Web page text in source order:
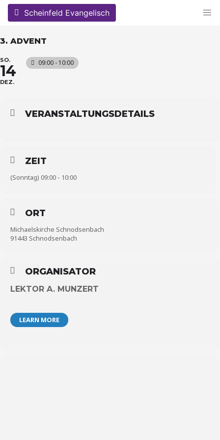
Skip
Scheinfeld Evangelisch
3. ADVENT
SO.
14
DEZ.
09:00 - 10:00
VERANSTALTUNGSDETAILS
ZEIT
(Sonntag) 09:00 - 10:00
ORT
Michaelskirche Schnodsenbach
91443 Schnodsenbach
ORGANISATOR
LEKTOR A. MUNZERT
LEARN MORE